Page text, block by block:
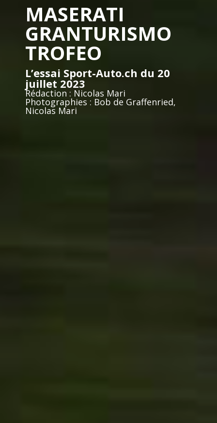
MASERATI
GRANTURISMO
TROFEO
L’essai Sport-Auto.ch du 20
juillet 2023
Rédaction : Nicolas Mari
Photographies : Bob de Graffenried,
Nicolas Mari